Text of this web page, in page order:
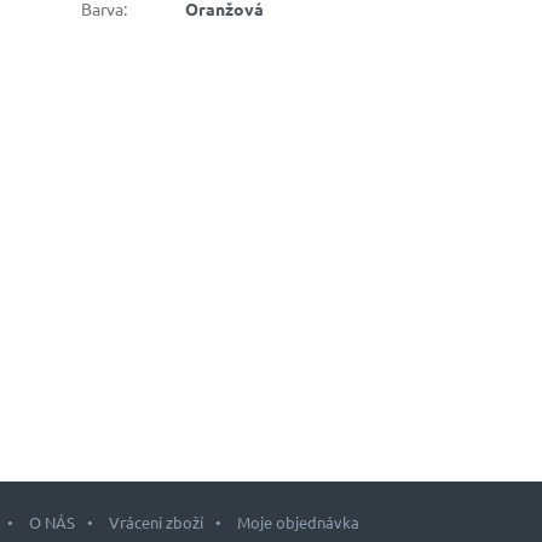
Barva: Oranžová
O NÁS Vrácení zboží Moje objednávka